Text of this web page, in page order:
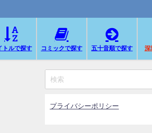
トルで探す コミックで探す 五十音順で探す 深
プライバシーポリシー